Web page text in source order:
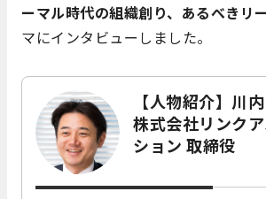
ーマル時代の組織創り、あるべきリ
マにインタビューしました。
【人物紹介】川
株式会社リンク
ション 取締役